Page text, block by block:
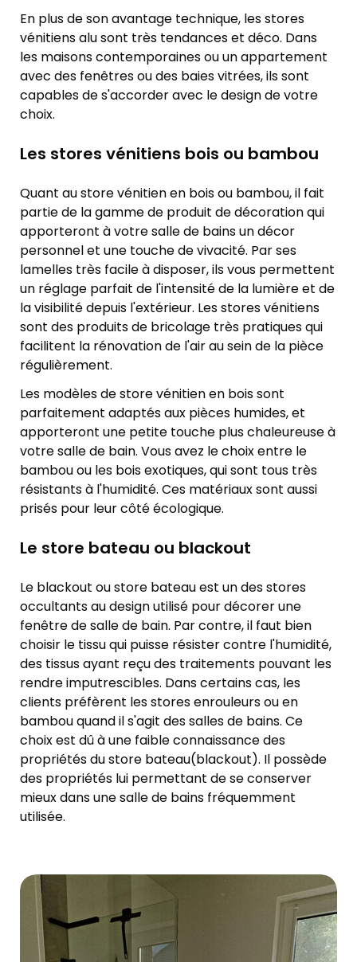
En plus de son avantage technique, les stores
vénitiens alu sont très tendances et déco. Dans
les maisons contemporaines ou un appartement
avec des fenêtres ou des baies vitrées, ils sont
capables de s'accorder avec le design de votre
choix.
Les stores vénitiens bois ou bambou
Quant au store vénitien en bois ou bambou, il fait
partie de la gamme de produit de décoration qui
apporteront à votre salle de bains un décor
personnel et une touche de vivacité. Par ses
lamelles très facile à disposer, ils vous permettent
un réglage parfait de l'intensité de la lumière et de
la visibilité depuis l'extérieur. Les stores vénitiens
sont des produits de bricolage très pratiques qui
facilitent la rénovation de l'air au sein de la pièce
régulièrement.
Les modèles de store vénitien en bois sont
parfaitement adaptés aux pièces humides, et
apporteront une petite touche plus chaleureuse à
votre salle de bain. Vous avez le choix entre le
bambou ou les bois exotiques, qui sont tous très
résistants à l'humidité. Ces matériaux sont aussi
prisés pour leur côté écologique.
Le store bateau ou blackout
Le blackout ou store bateau est un des stores
occultants au design utilisé pour décorer une
fenêtre de salle de bain. Par contre, il faut bien
choisir le tissu qui puisse résister contre l'humidité,
des tissus ayant reçu des traitements pouvant les
rendre imputrescibles. Dans certains cas, les
clients préfèrent les stores enrouleurs ou en
bambou quand il s'agit des salles de bains. Ce
choix est dû à une faible connaissance des
propriétés du store bateau(blackout). Il possède
des propriétés lui permettant de se conserver
mieux dans une salle de bains fréquemment
utilisée.